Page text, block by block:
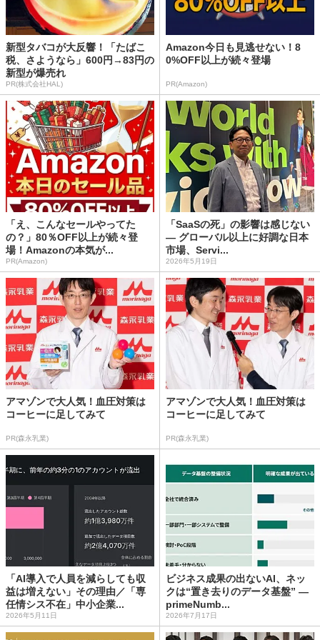
新型タバコが大反響！「たばこ
税、さようなら」600円→83円の
新型が爆売れ
PR(株式会社HAL)
Amazon今日も見逃せない！8
0%OFF以上が続々登場
PR(Amazon)
「え、こんなセールやってた
の？」80％OFF以上が続々登
場！Amazonの本気が...
PR(Amazon)
「SaaSの死」の影響は感じない
― グローバル以上に好調な日本
市場、Servi...
2026年5月19日
アマゾンで大人気！血圧対策は
コーヒーに足してみて
PR(森永乳業)
アマゾンで大人気！血圧対策は
コーヒーに足してみて
PR(森永乳業)
「AI導入で人員を減らしても収
益は増えない」その理由／「専
任情シス不在」中小企業...
2026年5月11日
ビジネス成果の出ないAI、ネッ
クは“置き去りのデータ基盤” ―
primeNumb...
2026年7月17日